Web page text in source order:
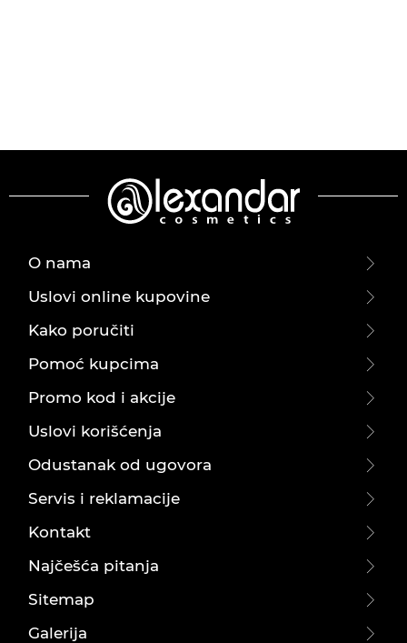
O nama
Uslovi online kupovine
Kako poručiti
Pomoć kupcima
Promo kod i akcije
Uslovi korišćenja
Odustanak od ugovora
Servis i reklamacije
Kontakt
Najčešća pitanja
Sitemap
Galerija